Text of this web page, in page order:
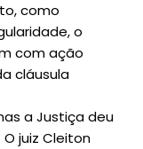
como
o
com ação
cláusula
a Justiça deu
juiz Cleiton